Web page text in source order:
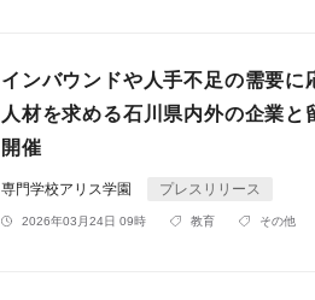
インバウンドや人手不足の需要に
人材を求める石川県内外の企業
開催
専門学校アリス学園 プレスリリース
2026年03月24日 09時 教育 その他